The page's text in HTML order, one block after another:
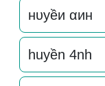
нυуềи αин
huyền 4nh